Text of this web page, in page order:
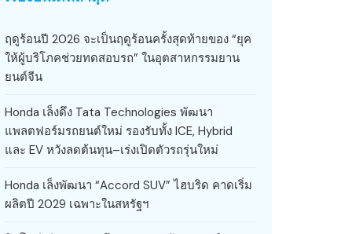
ฤดูร้อนปี 2026 จะเป็นฤดูร้อนครั้งสุดท้ายของ “ยุค
ให้ผู้บริโภคช่วยทดสอบรถ” ในอุตสาหกรรมยาน
ยนต์จีน
Honda เล็งดึง Tata Technologies พัฒนา
แพลตฟอร์มรถยนต์ใหม่ รองรับทั้ง ICE, Hybrid
และ EV หวังลดต้นทุน–เร่งเปิดตัวรถรุ่นใหม่
Honda เล็งพัฒนา “Accord SUV” ไฮบริด คาดเริ่ม
ผลิตปี 2029 เฉพาะในสหรัฐฯ